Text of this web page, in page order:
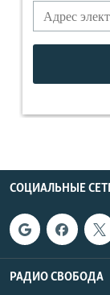
СОЦИАЛЬНЫЕ
РАДИО СВОБОДА